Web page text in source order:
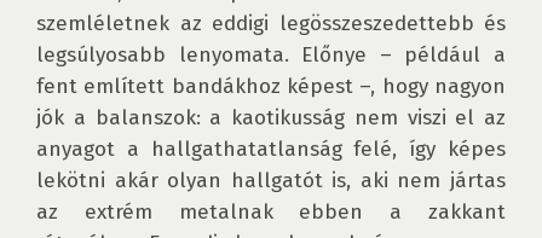
szemléletnek az eddigi legösszeszedettebb és
legsúlyosabb lenyomata. Előnye – például a
fent említett bandákhoz képest –, hogy nagyon
jók a balanszok: a kaotikusság nem viszi el az
anyagot a hallgathatatlanság felé, így képes
lekötni akár olyan hallgatót is, aki nem jártas
az extrém metalnak ebben a zakkant